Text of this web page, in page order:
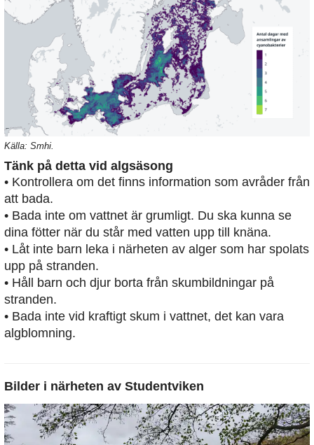
Källa: Smhi.
Tänk på detta vid algsäsong
• Kontrollera om det finns information som avråder från
att bada.
• Bada inte om vattnet är grumligt. Du ska kunna se
dina fötter när du står med vatten upp till knäna.
• Låt inte barn leka i närheten av alger som har spolats
upp på stranden.
• Håll barn och djur borta från skumbildningar på
stranden.
• Bada inte vid kraftigt skum i vattnet, det kan vara
algblomning.
Bilder i närheten av Studentviken